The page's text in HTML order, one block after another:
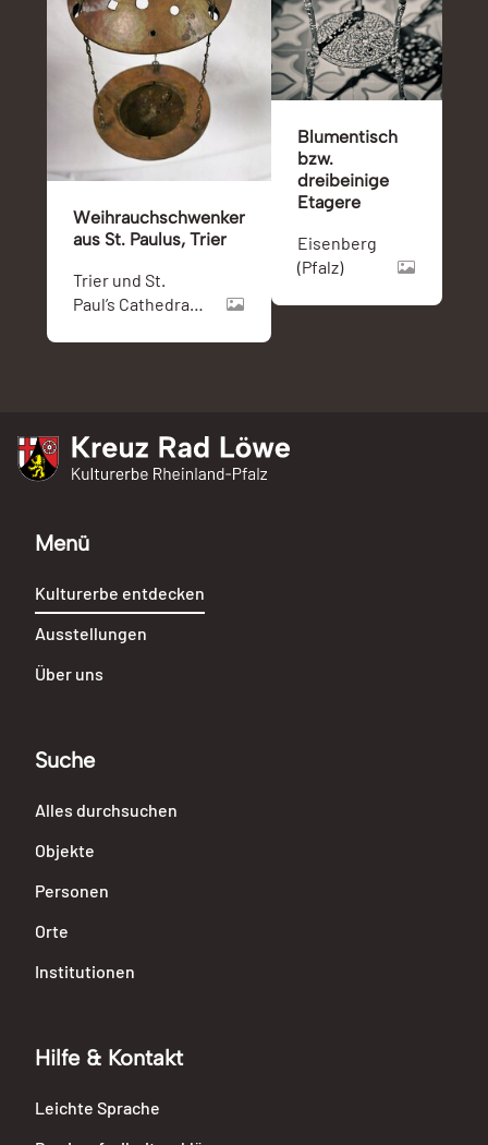
Weihrauchschwenker
aus St. Paulus, Trier
Trier und St.
Paul’s Cathedral
Blumentisch
bzw.
dreibeinige
Etagere
Eisenberg
(Pfalz)
Menü
Kulturerbe entdecken
Ausstellungen
Über uns
Suche
Alles durchsuchen
Objekte
Personen
Orte
Institutionen
Hilfe & Kontakt
Leichte Sprache